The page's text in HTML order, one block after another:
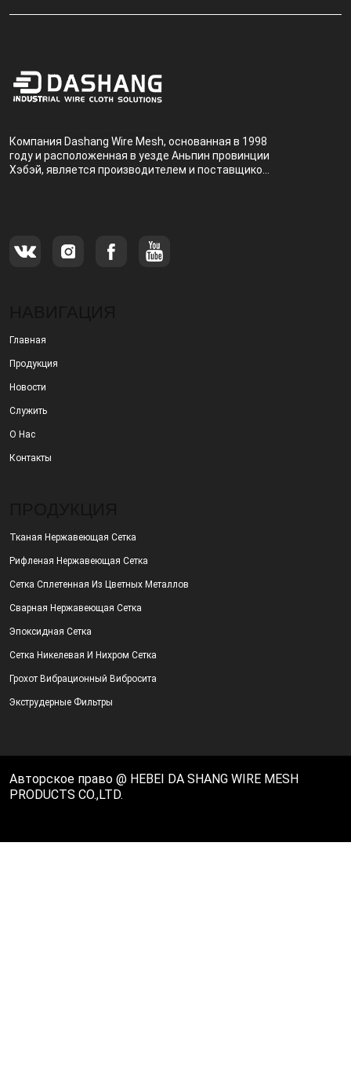
Компания Dashang Wire Mesh, основанная в 1998
году и расположенная в уезде Аньпин провинции
Хэбэй, является производителем и поставщиком,
Главная
Продукция
Новости
Служить
О Нас
Контакты
Тканая Нержавеющая Сетка
Рифленая Нержавеющая Сетка
Сетка Сплетенная Из Цветных Металлов
Сварная Нержавеющая Сетка
Эпоксидная Сетка
Сетка Никелевая И Нихром Сетка
Грохот Вибрационный Вибросита
Экструдерные Фильтры
Авторское право @ HEBEI DA SHANG WIRE MESH
PRODUCTS CO.,LTD.